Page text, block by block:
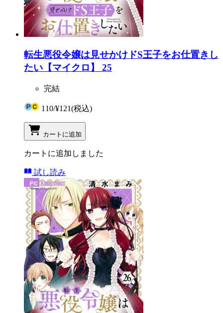
転生悪役令嬢は見せかけドS王子をお仕置きし
たい【マイクロ】 25
完結
110/¥121(税込)
カートに追加
カートに追加しました
試し読み